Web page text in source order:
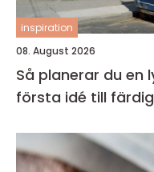
inspiration
08. August 2026
Så planerar du en
första idé till